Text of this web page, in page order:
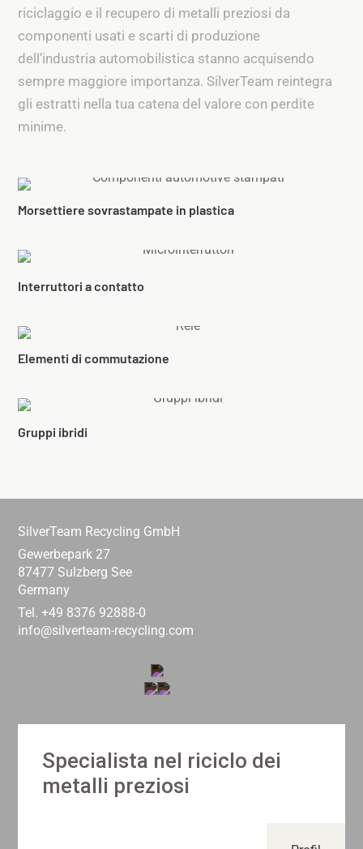
riciclaggio e il recupero di metalli preziosi da
componenti usati e scarti di produzione
dell’industria automobilistica stanno acquisendo
sempre maggiore importanza. SilverTeam reintegra
gli estratti nella tua catena del valore con perdite
minime.
Morsettiere sovrastampate in plastica
Interruttori a contatto
Elementi di commutazione
Gruppi ibridi
SilverTeam Recycling GmbH
Gewerbepark 27
87477 Sulzberg See
Germany
Tel. +49 8376 92888-0
info@silverteam-recycling.com
Specialista nel riciclo dei
metalli preziosi